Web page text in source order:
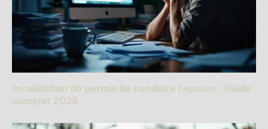
Invalidation du permis de conduire recours : Guide
complet 2026